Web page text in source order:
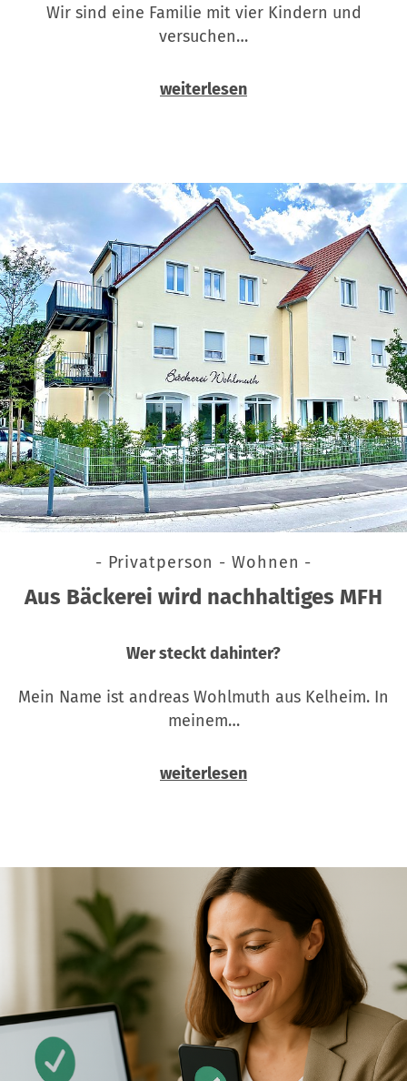
Wir sind eine Familie mit vier Kindern und
versuchen…
weiterlesen
- Privatperson - Wohnen -
Aus Bäckerei wird nachhaltiges MFH
Wer steckt dahinter?
Mein Name ist andreas Wohlmuth aus Kelheim. In
meinem…
weiterlesen